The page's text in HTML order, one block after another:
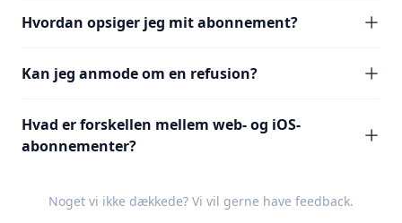
Hvordan opsiger jeg mit abonnement?
Kan jeg anmode om en refusion?
Hvad er forskellen mellem web- og iOS-
abonnementer?
Noget vi ikke dækkede? Vi vil gerne have feedback.